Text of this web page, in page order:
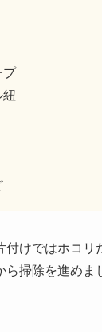
プ
付けではホコ
掃除を進めま